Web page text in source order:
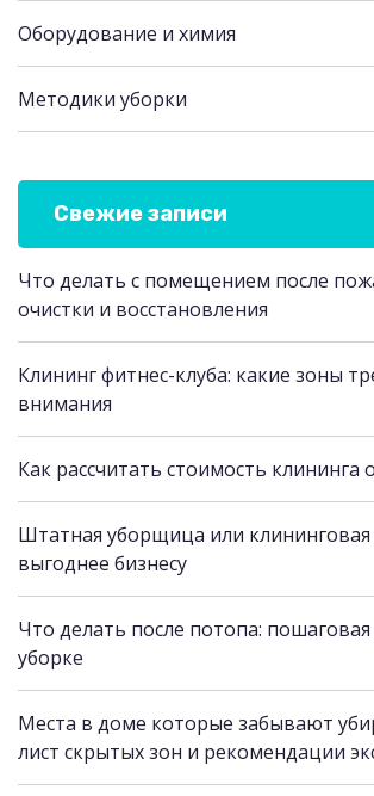
Оборудование и химия
Методики уборки
Свежие записи
Что делать с помещением после
очистки и восстановления
Клининг фитнес-клуба: какие зоны
внимания
Как рассчитать стоимость клининга
Штатная уборщица или клининговая
выгоднее бизнесу
Что делать после потопа:
уборке
Места в доме которые забывают
лист скрытых зон и рекомендации